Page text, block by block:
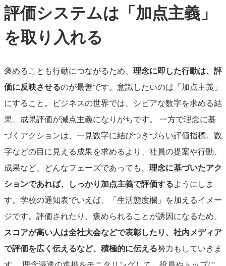
評価システムは「加点主義」
を取り入れる
褒めることも行動につながるため、 理念に即した行動は、評
価に反映させるのが最善です。意識したいのは「加点主義」
にすること。
ビジネスの世界では、シビアな数字を求める結
果、成果評価が減点主義になりがちです。
一方で理念に基
づくアクションは、一見数字に結びつきづらい評価指標。数
字などの目に見える成果を求めるより、社員の提案や行動、
成果など、どんなフェーズであっても、 理念に基づいたアク
ションであれば、しっかり加点主義で評価するようにしま
す。学校の通知表でいえば、「生活態度欄」を加えるイメー
ジです。 評価されたり、褒められることが誘因になるため、
スコアが高い人は全社大会などで表彰したり、社内メディア
で評価を広く伝えるなど、積極的に伝える努力もしていきま